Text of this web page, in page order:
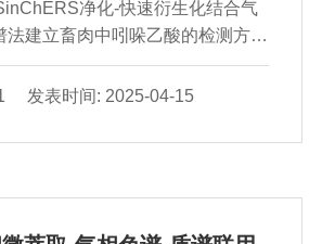
酸含量，同时提高亮氨酸氨基肽
酶I和二肽基肽酶IV活力；采用质
NaCl＋15% KCl＋5% MgCl2＋
合进行腌制能够提高猪颈肉蛋白
降低干腌猪颈肉中的钠盐含量，
净化-快速衍生化结合气
法建立畜肉中吲哚乙酸的检测方
后用甲酸调节pH值为3，采用乙
净化柱净化，氮气吹干后
质外标法定量。结果表明，在
关系良好，相关系数大于
发表时间: 2025-04-15